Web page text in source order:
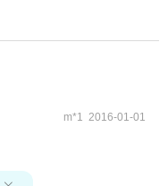
m*1 2016-01-01
